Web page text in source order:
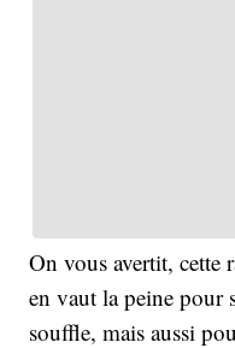
On vous avertit, cette
en vaut la peine pour
souffle, mais aussi